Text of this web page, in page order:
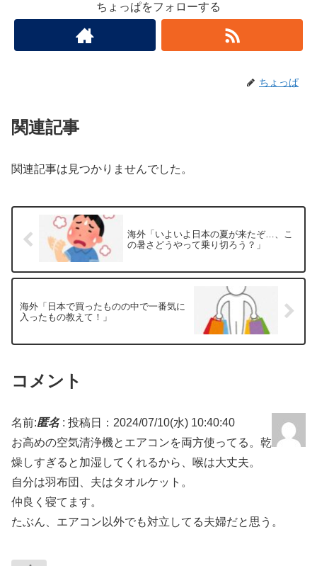
ちょっぱをフォローする
ちょっぱ
関連記事
関連記事は見つかりませんでした。
海外「いよいよ日本の夏が来たぞ…、こ
の暑さどうやって乗り切ろう？」
海外「日本で買ったものの中で一番気に
入ったもの教えて！」
コメント
名前:匿名: 投稿日：2024/07/10(水) 10:40:40
お高めの空気清浄機とエアコンを両方使ってる。乾
燥しすぎると加湿してくれるから、喉は大丈夫。
自分は羽布団、夫はタオルケット。
仲良く寝てます。
たぶん、エアコン以外でも対立してる夫婦だと思う。